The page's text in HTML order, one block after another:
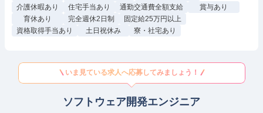
介護休暇あり
住宅手当あり 通勤交通費全額支給
賞与あり
育休あり
完全週休2日制
固定給25万円以上
資格取得手当あり
土日祝休み 寮・社宅あり
いま見ている求人へ応募してみましょう！
ソフトウェア開発エンジニア